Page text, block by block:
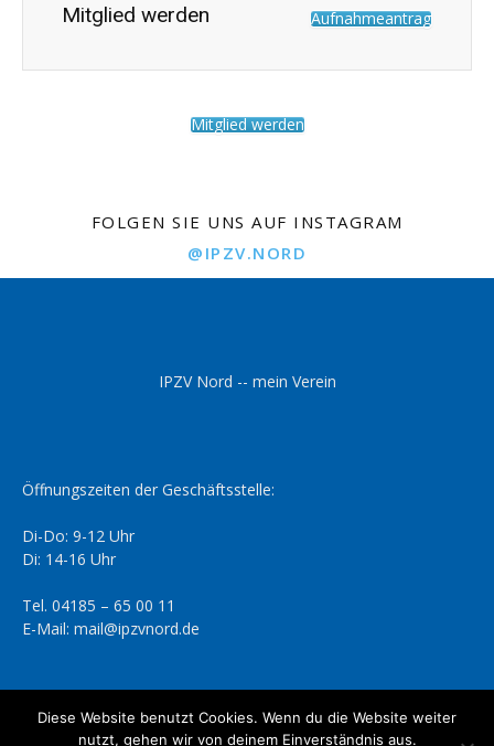
Mitglied werden Aufnahmeantrag
Mitglied werden
FOLGEN SIE UNS AUF INSTAGRAM
@IPZV.NORD
IPZV Nord -- mein Verein
Öffnungszeiten der Geschäftsstelle:
Di-Do: 9-12 Uhr
Di: 14-16 Uhr
Tel. 04185 – 65 00 11
E-Mail: mail@ipzvnord.de
Diese Website benutzt Cookies. Wenn du die Website weiter
nutzt, gehen wir von deinem Einverständnis aus.